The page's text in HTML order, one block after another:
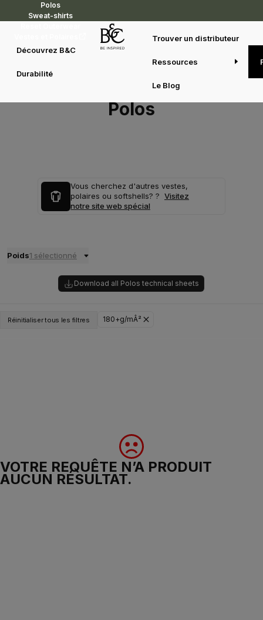
Polos
Sweat-shirts
Découvrez B&C
Durabilité
Trouver un distributeur
Ressources
Le Blog
Polos
Vous cherchez d'autres vestes,
polaires ou softshells? ? Visitez
notre site web spécial
Poids1 sélectionné
Download all Polos technical sheets
Réinitialiser tous les filtres 180+g/mÂ²
VOTRE REQUÊTE N’A PRODUIT
AUCUN RÉSULTAT.